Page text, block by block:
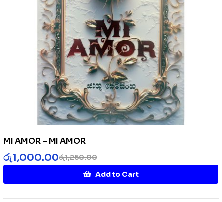
MI AMOR – MI AMOR
රු1,250.00
රු1,000.00
Add to Cart